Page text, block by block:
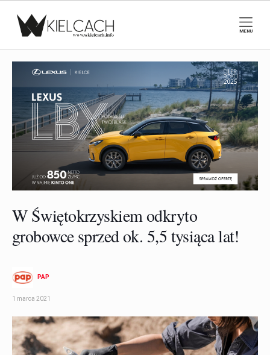
MENU
W Świętokrzyskiem odkryto
grobowce sprzed ok. 5,5 tysiąca lat!
PAP
1 marca 2021